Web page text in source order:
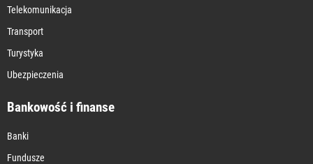
Telekomunikacja
Transport
Turystyka
Ubezpieczenia
Bankowość i finanse
Banki
Fundusze